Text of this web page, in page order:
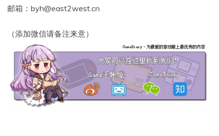
邮箱：byh@east2west.cn
（添加微信请备注来意）